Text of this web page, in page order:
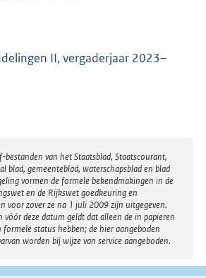
i
II, vergaderjaar 2023–
bestanden van het Staatsblad, Staatscourant,
blad, gemeenteblad, waterschapsblad en blad
vormen de formele bekendmakingen in de
en de Rijkswet goedkeuring en
voor zover ze na 1 juli 2009 zijn uitgegeven.
vóór deze datum geldt dat alleen de in papieren
status hebben; de hier aangeboden
worden bij wijze van service aangeboden.